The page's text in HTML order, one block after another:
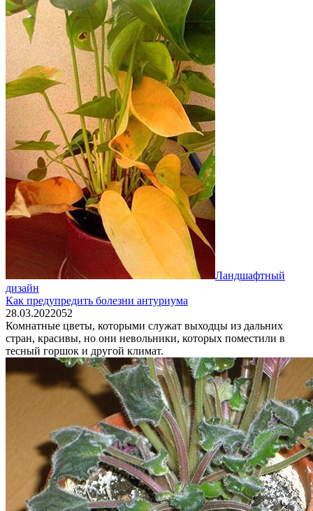
Ландшафтный
дизайн
Как предупредить болезни антуриума
28.03.2022052
Комнатные цветы, которыми служат выходцы из дальних
стран, красивы, но они невольники, которых поместили в
тесный горшок и другой климат.